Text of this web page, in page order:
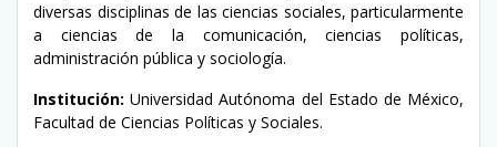
diversas disciplinas de las ciencias sociales, particularmente
a ciencias de la comunicación, ciencias políticas,
administración pública y sociología.
Institución:Universidad Autónoma del Estado de México,
Facultad de Ciencias Políticas y Sociales.